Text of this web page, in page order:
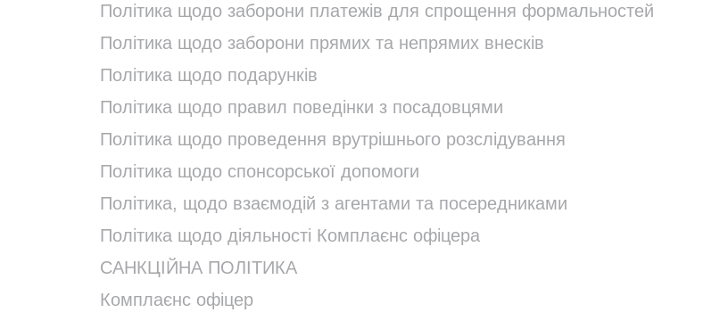
Політика щодо заборони платежів для спрощення формальностей
Політика щодо заборони прямих та непрямих внесків
Політика щодо подарунків
Політика щодо правил поведінки з посадовцями
Політика щодо проведення врутрішнього розслідування
Політика щодо спонсорської допомоги
Політика, щодо взаємодій з агентами та посередниками
Політика щодо діяльності Комплаєнс офіцера
САНКЦІЙНА ПОЛІТИКА
Комплаєнс офіцер